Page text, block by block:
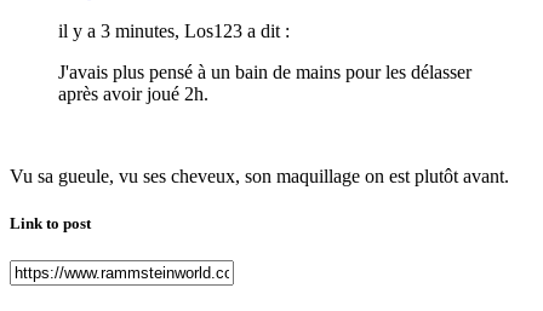
il y a 3 minutes, Los123 a dit :
J'avais plus pensé à un bain de mains pour les délasser
après avoir joué 2h.
Vu sa gueule, vu ses cheveux, son maquillage on est plutôt avant.
Link to post